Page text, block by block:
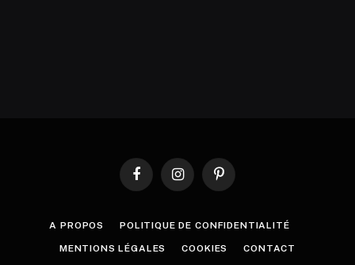
FacebookInstagramPinterest
A PROPOS POLITIQUE DE CONFIDENTIALITÉ
MENTIONS LÉGALES COOKIES CONTACT